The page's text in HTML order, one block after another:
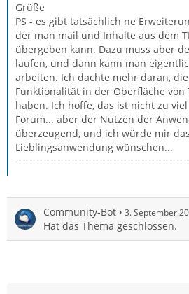
Grüße
PS - es gibt tatsächlich ne
der man mail und Inhalte aus dem
übergeben kann. Dazu muss aber
laufen, und dann kann man
arbeiten. Ich dachte mehr daran,
Funktionalität in der Oberfläche von
haben. Ich hoffe, das ist nicht zu
Forum... aber der Nutzen der
überzeugend, und ich würde mir
Lieblingsanwendung wünschen...
Community-Bot 3. September
Hat das Thema geschlossen.